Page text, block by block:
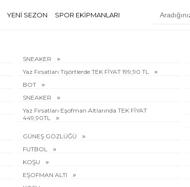
YENİ SEZON SPOR EKİPMANLARI
SNEAKER
Yaz Fırsatları Tişörtlerde TEK FİYAT 199,90 TL
BOT
SNEAKER
Yaz Fırsatları Eşofman Altlarında TEK FİYAT
449,90TL
GÜNEŞ GÖZLÜĞÜ
FUTBOL
KOŞU
EŞOFMAN ALTI